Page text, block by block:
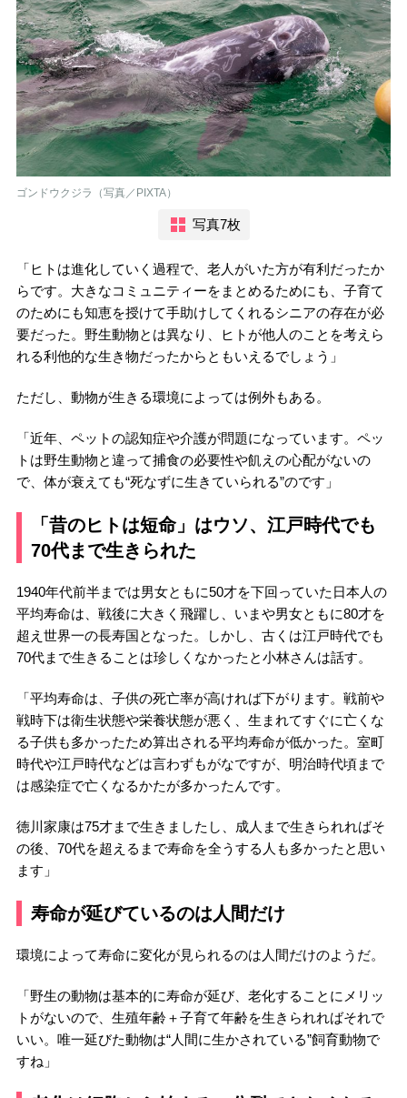
ゴンドウクジラ（写真／PIXTA）
写真7枚
「ヒトは進化していく過程で、老人がいた方が有利だったか
らです。大きなコミュニティーをまとめるためにも、子育て
のためにも知恵を授けて手助けしてくれるシニアの存在が必
要だった。野生動物とは異なり、ヒトが他人のことを考えら
れる利他的な生き物だったからともいえるでしょう」
ただし、動物が生きる環境によっては例外もある。
「近年、ペットの認知症や介護が問題になっています。ペッ
トは野生動物と違って捕食の必要性や飢えの心配がないの
で、体が衰えても“死なずに生きていられる”のです」
「昔のヒトは短命」はウソ、江戸時代でも
70代まで生きられた
1940年代前半までは男女ともに50才を下回っていた日本人の
平均寿命は、戦後に大きく飛躍し、いまや男女ともに80才を
超え世界一の長寿国となった。しかし、古くは江戸時代でも
70代まで生きることは珍しくなかったと小林さんは話す。
「平均寿命は、子供の死亡率が高ければ下がります。戦前や
戦時下は衛生状態や栄養状態が悪く、生まれてすぐに亡くな
る子供も多かったため算出される平均寿命が低かった。室町
時代や江戸時代などは言わずもがなですが、明治時代頃まで
は感染症で亡くなるかたが多かったんです。
徳川家康は75才まで生きましたし、成人まで生きられればそ
の後、70代を超えるまで寿命を全うする人も多かったと思い
ます」
寿命が延びているのは人間だけ
環境によって寿命に変化が見られるのは人間だけのようだ。
「野生の動物は基本的に寿命が延び、老化することにメリッ
トがないので、生殖年齢＋子育て年齢を生きられればそれで
いい。唯一延びた動物は“人間に生かされている”飼育動物で
すね」